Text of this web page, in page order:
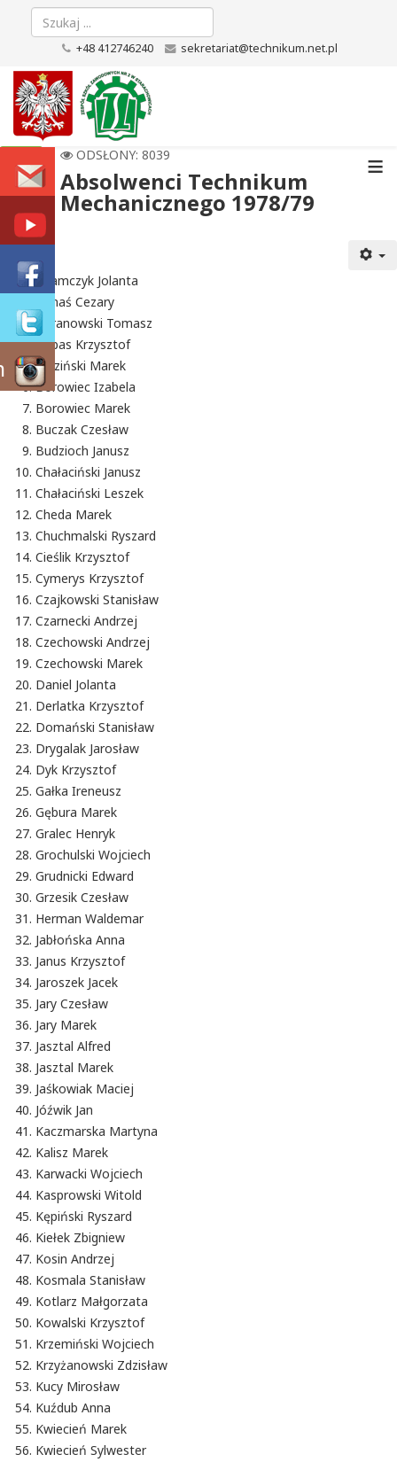
+48 412746240 sekretariat@technikum.net.pl
≡
ODSŁONY: 8039
Absolwenci Technikum
Mechanicznego 1978/79
Adamczyk Jolanta
Banaś Cezary
Baranowski Tomasz
Bębas Krzysztof
Bidziński Marek
Borowiec Izabela
Borowiec Marek
Buczak Czesław
Budzioch Janusz
Chałaciński Janusz
Chałaciński Leszek
Cheda Marek
Chuchmalski Ryszard
Cieślik Krzysztof
Cymerys Krzysztof
Czajkowski Stanisław
Czarnecki Andrzej
Czechowski Andrzej
Czechowski Marek
Daniel Jolanta
Derlatka Krzysztof
Domański Stanisław
Drygalak Jarosław
Dyk Krzysztof
Gałka Ireneusz
Gębura Marek
Gralec Henryk
Grochulski Wojciech
Grudnicki Edward
Grzesik Czesław
Herman Waldemar
Jabłońska Anna
Janus Krzysztof
Jaroszek Jacek
Jary Czesław
Jary Marek
Jasztal Alfred
Jasztal Marek
Jaśkowiak Maciej
Jóźwik Jan
Kaczmarska Martyna
Kalisz Marek
Karwacki Wojciech
Kasprowski Witold
Kępiński Ryszard
Kiełek Zbigniew
Kosin Andrzej
Kosmala Stanisław
Kotlarz Małgorzata
Kowalski Krzysztof
Krzemiński Wojciech
Krzyżanowski Zdzisław
Kucy Mirosław
Kuźdub Anna
Kwiecień Marek
Kwiecień Sylwester